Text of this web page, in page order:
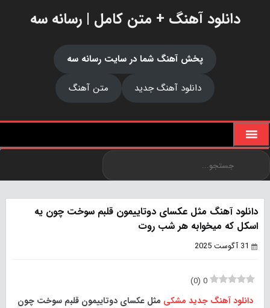
دانلود آهنگ + متن کامل | رسانه سه
پخش آهنگ شما در سایت رسانه سه
دانلود آهنگ جدید
متن آهنگ
دانلود آهنگ مثل عکسای دوتاییمون قلبم سوخت چون یه
اسکل که میخوابه هر شب روت
31 آگوست 2025
0
(
0
)
دانلود آهنگ جدید مشکی مثل عکسای دوتاییمون قلبم سوخت چون